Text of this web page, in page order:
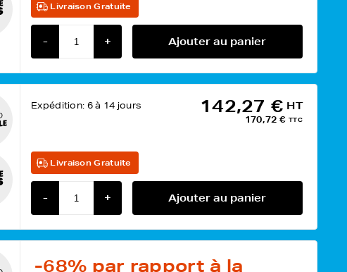
Livraison Gratuite
- + Ajouter au panier
Expédition: 6 à 14 jours 142,27 € HT
170,72 € TTC
Livraison Gratuite
- + Ajouter au panier
-68% par rapport à la